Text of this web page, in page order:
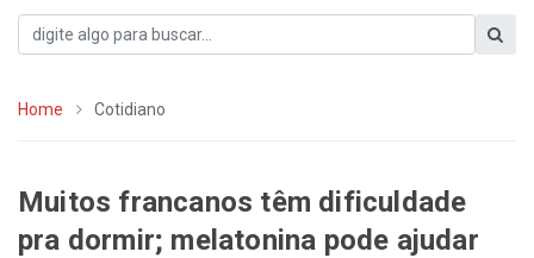
Home Cotidiano
Muitos francanos têm dificuldade
pra dormir; melatonina pode ajudar